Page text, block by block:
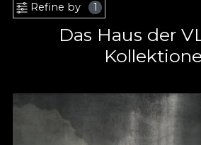
Refine by 1
Das Haus der